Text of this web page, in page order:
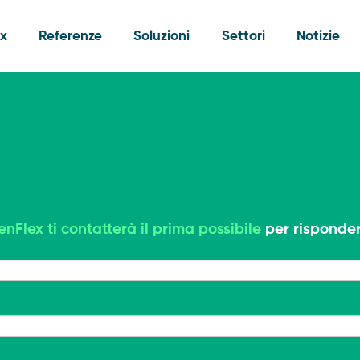
Referenze Soluzioni
ESG
Energy
Incentivi
GreenFlex
GreenFlex
Gestione
Noleggio
Settori Notizie
ti contatterà il prima possibileper